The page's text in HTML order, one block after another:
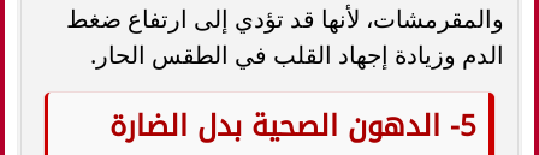
والمقرمشات، لأنها قد تؤدي إلى ارتفاع ضغط
الدم وزيادة إجهاد القلب في الطقس الحار.
5- الدهون الصحية بدل الضارة